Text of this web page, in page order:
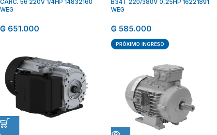
CARC. 56 220V 1/4HP 14832160
WEG
₲ 651.000
B34T 220/380V 0,25HP 16221891
WEG
₲ 585.000
PRÓXIMO INGRESO